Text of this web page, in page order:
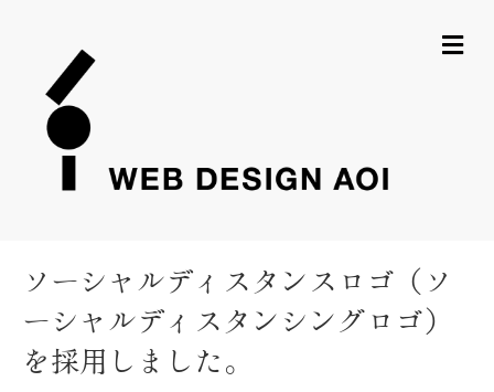
メ
ソーシャルディスタンスロゴ（ソ
ーシャルディスタンシングロゴ）
を採用しました。